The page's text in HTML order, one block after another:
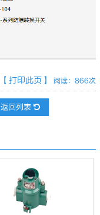
【打印此页】 阅读：866次
返回列表